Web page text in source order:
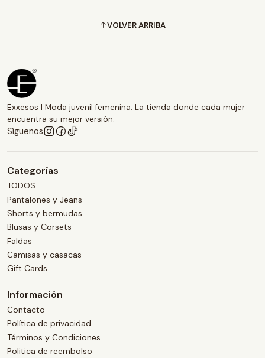
VOLVER ARRIBA
Exxesos | Moda juvenil femenina: La tienda donde cada mujer
encuentra su mejor versión.
Síguenos
Categorías
TODOS
Pantalones y Jeans
Shorts y bermudas
Blusas y Corsets
Faldas
Camisas y casacas
Gift Cards
Información
Contacto
Política de privacidad
Términos y Condiciones
Politica de reembolso